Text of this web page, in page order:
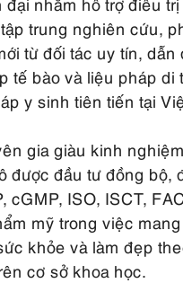
trung nghiên cứu,
từ đối tác uy tín,
tế bào và liệu pháp
y sinh tiên tiến tại
gia giàu kinh
được đầu tư đồng bộ,
cGMP, ISO, ISCT,
mỹ trong việc
khỏe và làm đẹp
cơ sở khoa học.